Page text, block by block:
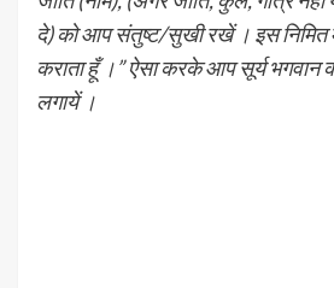
दे) को आप संतुष्ट/सुखी रखें । इस निमित
कराता हूँ ।” ऐसा करके आप सूर्य भगवान
लगायें ।